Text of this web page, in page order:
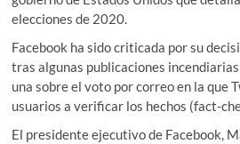
elecciones de 2020.
Facebook ha sido criticada por su
tras algunas publicaciones
una sobre el voto por correo en la que
usuarios a verificar los hechos (fact-
El presidente ejecutivo de Facebook,